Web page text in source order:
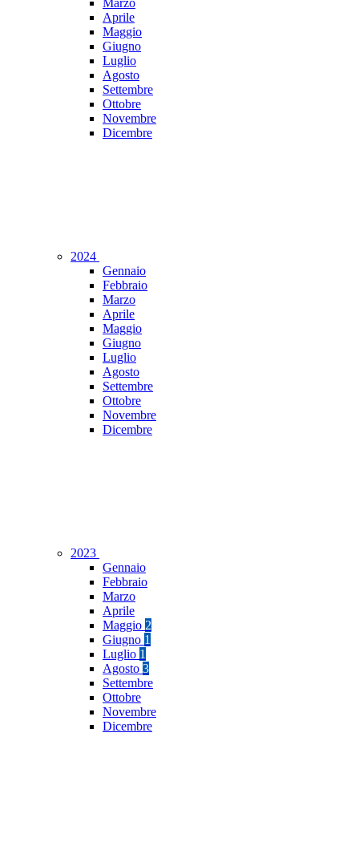
Marzo
Aprile
Maggio
Giugno
Luglio
Agosto
Settembre
Ottobre
Novembre
Dicembre
2024
Gennaio
Febbraio
Marzo
Aprile
Maggio
Giugno
Luglio
Agosto
Settembre
Ottobre
Novembre
Dicembre
2023
Gennaio
Febbraio
Marzo
Aprile
Maggio 2
Giugno 1
Luglio 1
Agosto 3
Settembre
Ottobre
Novembre
Dicembre